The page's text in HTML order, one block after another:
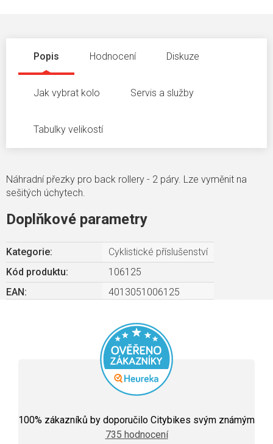
Popis Hodnocení Diskuze
Jak vybrat kolo Servis a služby
Tabulky velikostí
Náhradní přezky pro back rollery - 2 páry. Lze vyměnit na
sešitých úchytech.
Doplňkové parametry
Kategorie:
Cyklistické příslušenství
Kód produktu:
106125
EAN: 4013051006125
hodnocení
obchodu
je
100% zákazníků by doporučilo Citybikes svým známým
735 hodnocení